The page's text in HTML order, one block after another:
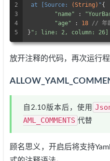
2
3
4
5
at [Source:
(String) "{
"name" :
"age" : 18 // 年
} "; line: 2, column: 26]
放开注释的代码，再次运行程
自2.10版本后，使用
AML_COMMENTS 代替
顾名思义，开启后将支持